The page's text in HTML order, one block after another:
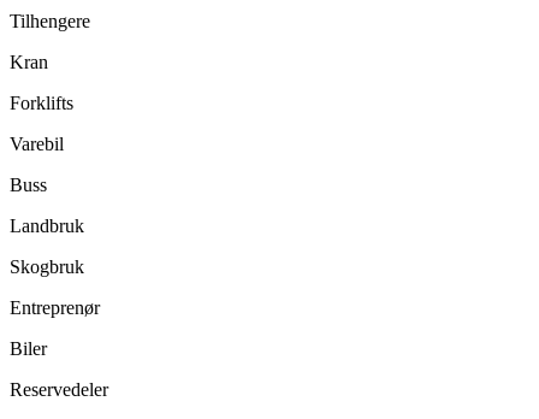
Tilhengere
Kran
Forklifts
Varebil
Buss
Landbruk
Skogbruk
Entreprenør
Biler
Reservedeler